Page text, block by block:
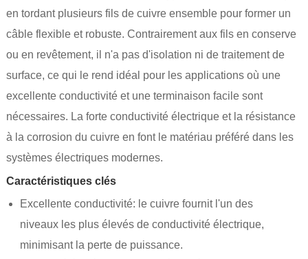
en tordant plusieurs fils de cuivre ensemble pour former un
câble flexible et robuste. Contrairement aux fils en conserve
ou en revêtement, il n'a pas d'isolation ni de traitement de
surface, ce qui le rend idéal pour les applications où une
excellente conductivité et une terminaison facile sont
nécessaires. La forte conductivité électrique et la résistance
à la corrosion du cuivre en font le matériau préféré dans les
systèmes électriques modernes.
Caractéristiques clés
Excellente conductivité: le cuivre fournit l'un des
niveaux les plus élevés de conductivité électrique,
minimisant la perte de puissance.